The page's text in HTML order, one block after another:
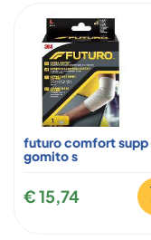
futuro comfort supp
gomito s
€ 15,74